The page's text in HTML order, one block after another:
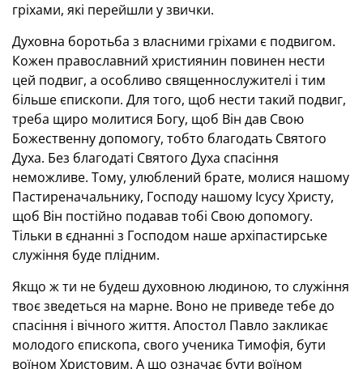
гріхами, які перейшли у звички.
Духовна боротьба з власними гріхами є подвигом.
Кожен православний християнин повинен нести
цей подвиг, а особливо священнослужителі і тим
більше єпископи. Для того, щоб нести такий подвиг,
треба щиро молитися Богу, щоб Він дав Свою
Божественну допомогу, тобто благодать Святого
Духа. Без благодаті Святого Духа спасіння
неможливе. Тому, улюблений брате, молися нашому
Пастиреначальнику, Господу нашому Ісусу Христу,
щоб Він постійно подавав тобі Свою допомогу.
Тільки в єднанні з Господом наше архіпастирське
служіння буде плідним.
Якщо ж ти не будеш духовною людиною, то служіння
твоє зведеться на марне. Воно не приведе тебе до
спасіння і вічного життя. Апостол Павло закликає
молодого єпископа, свого ученика Тимофія, бути
воїном Христовим. А що означає бути воїном